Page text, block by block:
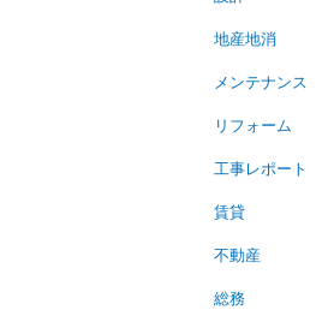
地産地消
メンテナンス
リフォーム
工事レポート
賃貸
不動産
総務